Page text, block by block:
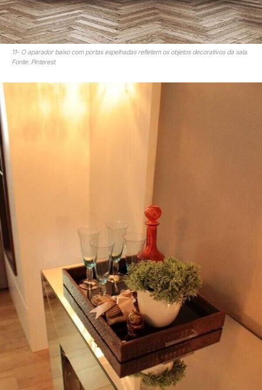
11- O aparador baixo com portas espelhadas refletem os objetos decorativos da sala.
Fonte: Pinterest